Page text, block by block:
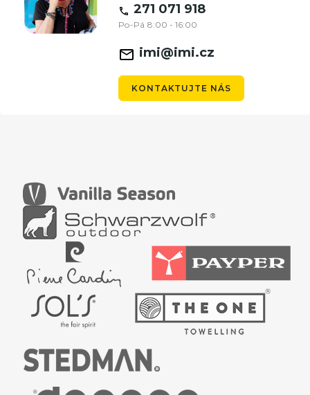
271 071 918
Po-Pá 8:00 - 16:00
imi@imi.cz
KONTAKTUJTE NÁS